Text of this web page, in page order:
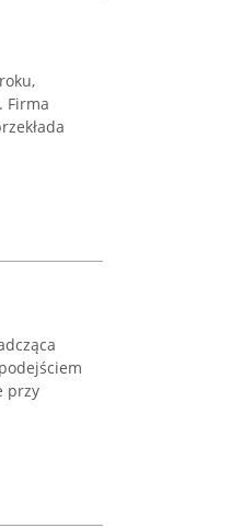
Firma
przy